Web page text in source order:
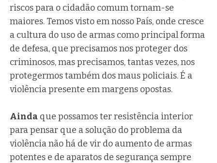
riscos para o cidadão comum tornam-se
maiores. Temos visto em nosso País, onde cresce
a cultura do uso de armas como principal forma
de defesa, que precisamos nos proteger dos
criminosos, mas precisamos, tantas vezes, nos
protegermos também dos maus policiais. É a
violência presente em margens opostas.
Ainda que possamos ter resistência interior
para pensar que a solução do problema da
violência não há de vir do aumento de armas
potentes e de aparatos de segurança sempre